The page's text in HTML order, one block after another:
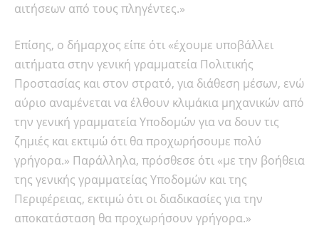
αιτήσεων από τους πληγέντες.»
Επίσης, ο δήμαρχος είπε ότι «έχουμε υποβάλλει
αιτήματα στην γενική γραμματεία Πολιτικής
Προστασίας και στον στρατό, για διάθεση μέσων, ενώ
αύριο αναμένεται να έλθουν κλιμάκια μηχανικών από
την γενική γραμματεία Υποδομών για να δουν τις
ζημιές και εκτιμώ ότι θα προχωρήσουμε πολύ
γρήγορα.» Παράλληλα, πρόσθεσε ότι «με την βοήθεια
της γενικής γραμματείας Υποδομών και της
Περιφέρειας, εκτιμώ ότι οι διαδικασίες για την
αποκατάσταση θα προχωρήσουν γρήγορα.»